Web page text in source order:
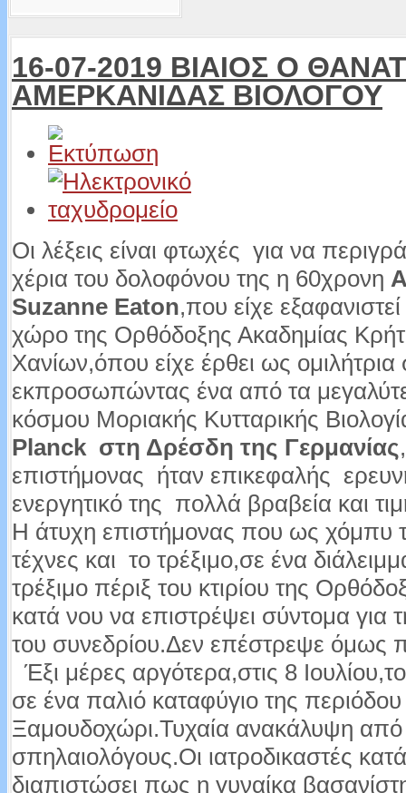
16-07-2019 ΒΙΑΙΟΣ Ο
ΑΜΕΡΚΑΝΙΔΑΣ ΒΙΟΛΟΓΟΥ
Οι λέξεις είναι φτωχές για να
χέρια του δολοφόνου της η 60χρονη
Suzanne Eaton,που είχε
χώρο της Ορθόδοξης Ακαδημίας
Χανίων,όπου είχε έρθει ως ομιλήτρια
εκπροσωπώντας ένα από τα
κόσμου Μοριακής Κυτταρικής
Planck στη Δρέσδη της Γερμανίας
επιστήμονας ήταν επικεφαλής
ενεργητικό της πολλά βραβεία και
Η άτυχη επιστήμονας που ως χόμπυ
τέχνες και το τρέξιμο,σε ένα
τρέξιμο πέριξ του κτιρίου της
κατά νου να επιστρέψει σύντομα για
του συνεδρίου.Δεν επέστρεψε όμως
Έξι μέρες αργότερα,στις 8
σε ένα παλιό καταφύγιο της
Ξαμουδοχώρι.Τυχαία ανακάλυψη από
σπηλαιολόγους.Οι ιατροδικαστές
διαπιστώσει πως η γυναίκα